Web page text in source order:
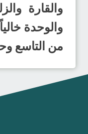
والقارة
والوحدة
من التاسع